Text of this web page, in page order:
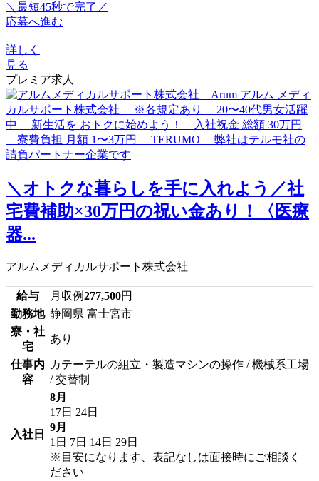
＼最短45秒で完了／
応募へ進む
詳しく
見る
プレミア求人
＼オトクな暮らしを手に入れよう／社
宅費補助×30万円の祝い金あり！〈医療
器...
アルムメディカルサポート株式会社
給与 月収例277,500円
勤務地 静岡県 富士宮市
寮・社
宅
あり
仕事内
容
カテーテルの組立・製造マシンの操作 / 機械系工場
/ 交替制
入社日
8月
17日 24日
9月
1日 7日 14日 29日
※目安になります、表記なしは面接時にご相談く
ださい